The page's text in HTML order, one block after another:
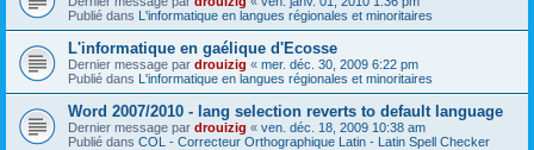
Publié dans L'informatique en langues régionales et minoritaires
L'informatique en gaélique d'Ecosse
Dernier message par drouizig « mer. déc. 30, 2009 6:22 pm
Publié dans L'informatique en langues régionales et minoritaires
Word 2007/2010 - lang selection reverts to default language
Dernier message par drouizig « ven. déc. 18, 2009 10:38 am
Publié dans COL - Correcteur Orthographique Latin - Latin Spell Checker